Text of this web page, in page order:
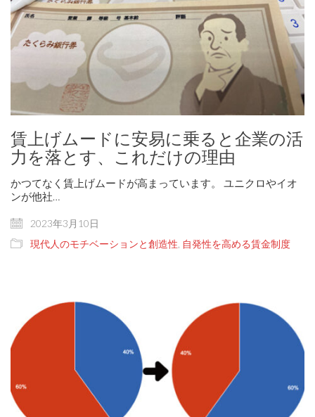
賃上げムードに安易に乗ると企業の活
力を落とす、これだけの理由
かつてなく賃上げムードが高まっています。 ユニクロやイオ
ンが他社…
2023年3月10日
現代人のモチベーションと創造性 自発性を高める賃金制度